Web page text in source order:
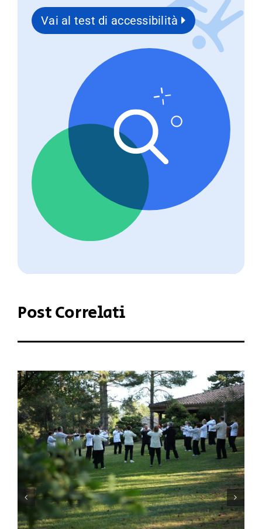
Vai al test di accessibilità
Post Correlati